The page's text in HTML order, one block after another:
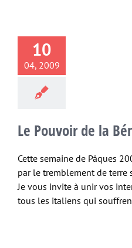
10
04, 2009
Le Pouvoir de la
Cette semaine de Pâques
par le tremblement de terre
Je vous invite à unir vos
tous les italiens qui